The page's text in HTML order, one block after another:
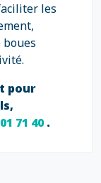
les
pour
71 40.